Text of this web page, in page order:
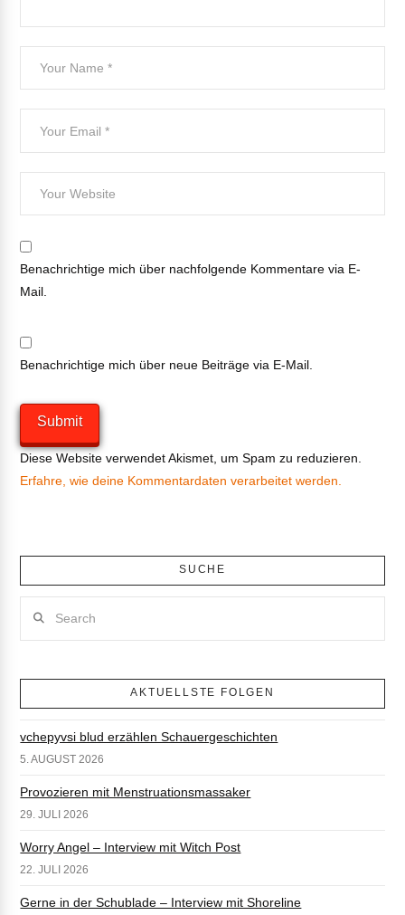
Benachrichtige mich über nachfolgende Kommentare via E-
Mail.
Benachrichtige mich über neue Beiträge via E-Mail.
Diese Website verwendet Akismet, um Spam zu reduzieren.
Erfahre, wie deine Kommentardaten verarbeitet werden.
SUCHE
AKTUELLSTE FOLGEN
vchepyvsi blud erzählen Schauergeschichten
5. AUGUST 2026
Provozieren mit Menstruationsmassaker
29. JULI 2026
Worry Angel – Interview mit Witch Post
22. JULI 2026
Gerne in der Schublade – Interview mit Shoreline